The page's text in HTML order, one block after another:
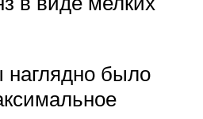
наглядно было